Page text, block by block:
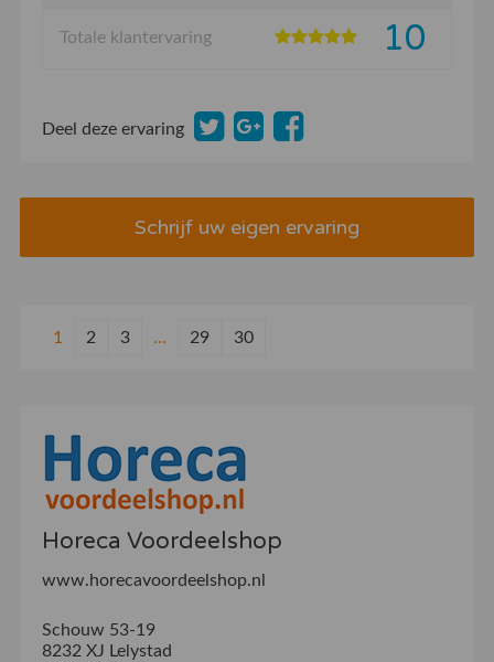
Totale klantervaring 10
Deel deze ervaring
Schrijf uw eigen ervaring
1 2 3 ... 29 30
Horeca Voordeelshop
www.horecavoordeelshop.nl
Schouw 53-19
8232 XJ Lelystad